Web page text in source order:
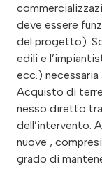
deve essere
del progetto).
edili e
ecc.) necessaria
Acquisto di
nesso diretto
dell’intervento.
nuove ,
grado di